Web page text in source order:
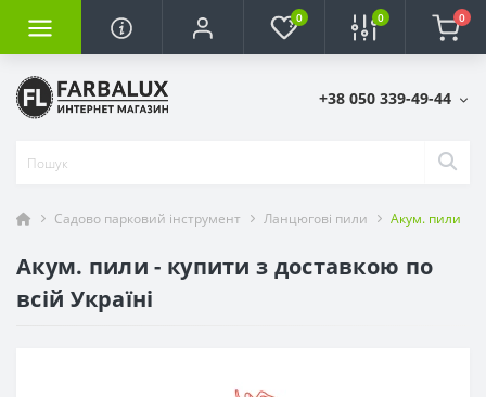
0 0 0
+38 050 339-49-44
Садово парковий інструмент Ланцюгові пили Акум. пили
Акум. пили - купити з доставкою по
всій Україні